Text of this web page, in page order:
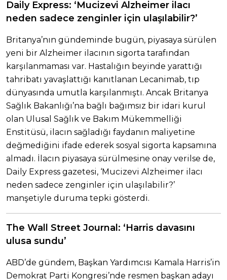
Daily Express: ‘Mucizevi Alzheimer ilacı
neden sadece zenginler için ulaşılabilir?’
Britanya’nın gündeminde bugün, piyasaya sürülen
yeni bir Alzheimer ilacının sigorta tarafından
karşılanmaması var. Hastalığın beyinde yarattığı
tahribatı yavaşlattığı kanıtlanan Lecanimab, tıp
dünyasında umutla karşılanmıştı. Ancak Britanya
Sağlık Bakanlığı’na bağlı bağımsız bir idari kurul
olan Ulusal Sağlık ve Bakım Mükemmelliği
Enstitüsü, ilacın sağladığı faydanın maliyetine
değmediğini ifade ederek sosyal sigorta kapsamına
almadı. İlacın piyasaya sürülmesine onay verilse de,
Daily Express gazetesi, ‘Mucizevi Alzheimer ilacı
neden sadece zenginler için ulaşılabilir?’
manşetiyle duruma tepki gösterdi.
The Wall Street Journal: ‘Harris davasını
ulusa sundu’
ABD’de gündem, Başkan Yardımcısı Kamala Harris’in
Demokrat Parti Kongresi’nde resmen başkan adayı